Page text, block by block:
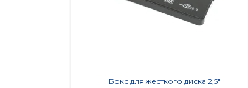
Бокс для жесткого диска 2,5"